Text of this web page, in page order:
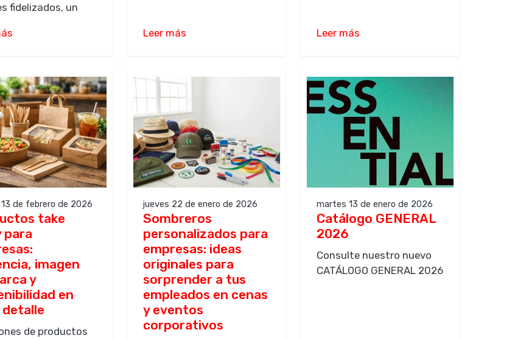
fidelizados, un
Leer más Leer más
de febrero de 2026
take
para
imagen
y
en
detalle
de productos
jueves 22 de enero de 2026
Sombreros
personalizados para
empresas: ideas
originales para
sorprender a tus
empleados en cenas
y eventos
corporativos
martes 13 de enero de 2026
Catálogo GENERAL
2026
Consulte nuestro nuevo
CATÁLOGO GENERAL 2026